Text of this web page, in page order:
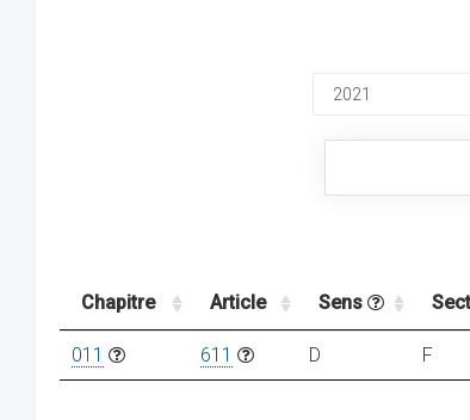
Chapitre Article Sens
011 611 D F